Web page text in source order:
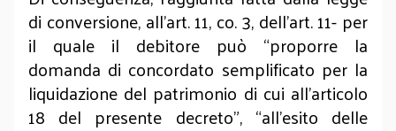
di conversione, all’art. 11, co. 3, dell’art. 11- per
il quale il debitore può “proporre la
domanda di concordato semplificato per la
liquidazione del patrimonio di cui all'articolo
18 del presente decreto”, “all'esito delle